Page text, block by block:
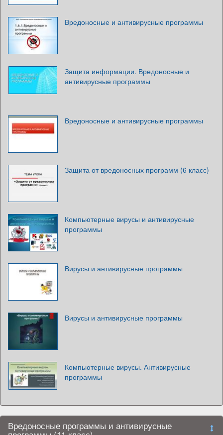
Вредоносные и антивирусные программы
Защита информации. Вредоносные и
антивирусные программы
Вредоносные и антивирусные программы
Защита от вредоносных программ (6 класс)
Компьютерные вирусы и антивирусные
программы
Вирусы и антивирусные программы
Вирусы и антивирусные программы
Компьютерные вирусы. Антивирусные
программы
Вредоносные программы и антивирусные